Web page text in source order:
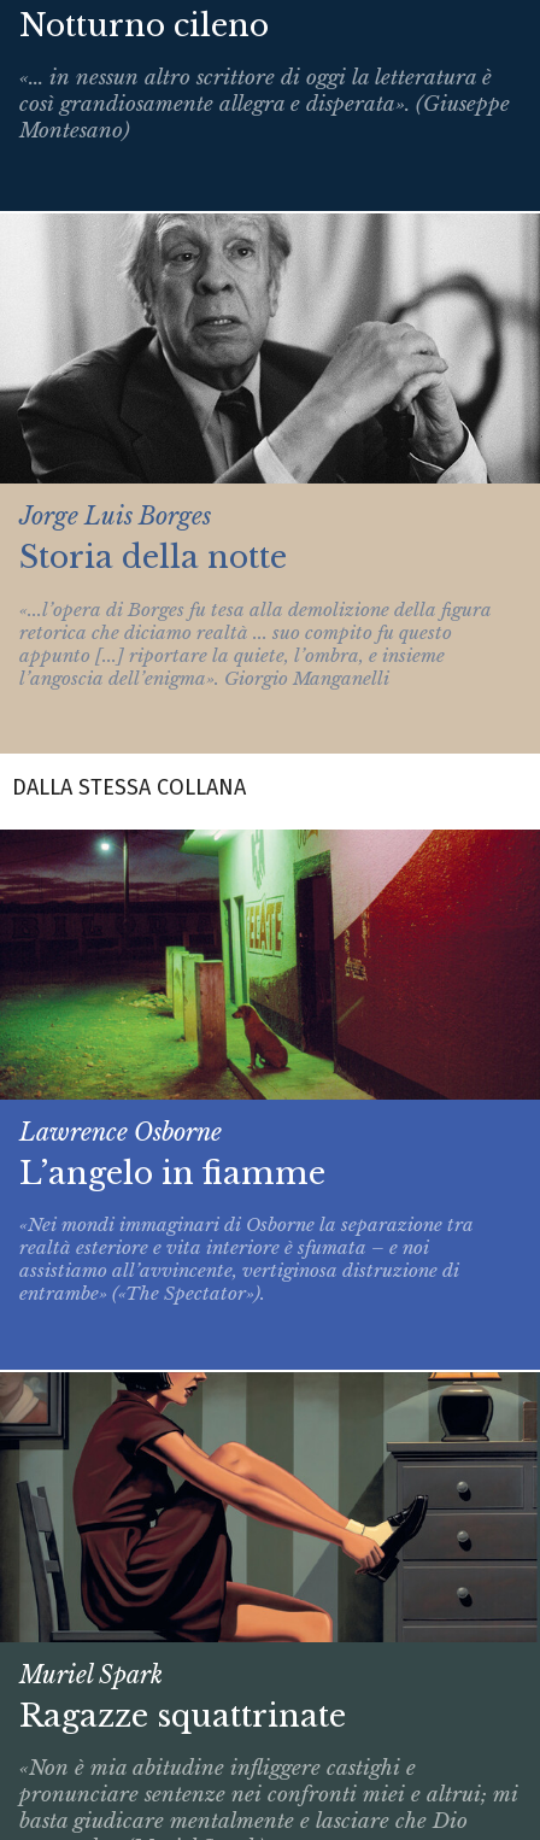
Notturno cileno
«... in nessun altro scrittore di oggi la letteratura è
così grandiosamente allegra e disperata». (Giuseppe
Montesano)
Jorge Luis Borges
Storia della notte
«...l’opera di Borges fu tesa alla demolizione della figura
retorica che diciamo realtà ... suo compito fu questo
appunto [...] riportare la quiete, l’ombra, e insieme
l’angoscia dell’enigma». Giorgio Manganelli
DALLA STESSA COLLANA
Lawrence Osborne
L’angelo in fiamme
«Nei mondi immaginari di Osborne la separazione tra
realtà esteriore e vita interiore è sfumata – e noi
assistiamo all’avvincente, vertiginosa distruzione di
entrambe» («The Spectator»).
Muriel Spark
Ragazze squattrinate
«Non è mia abitudine infliggere castighi e
pronunciare sentenze nei confronti miei e altrui; mi
basta giudicare mentalmente e lasciare che Dio